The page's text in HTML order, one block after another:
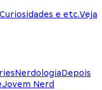
Curiosidades e etc.Veja
NerdologiaDepois
Jovem Nerd